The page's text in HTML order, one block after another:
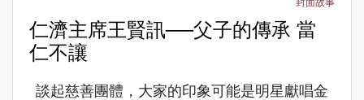
仁濟主席王賢訊──父子的傳承 當
仁不讓
談起慈善團體，大家的印象可能是明星獻唱金